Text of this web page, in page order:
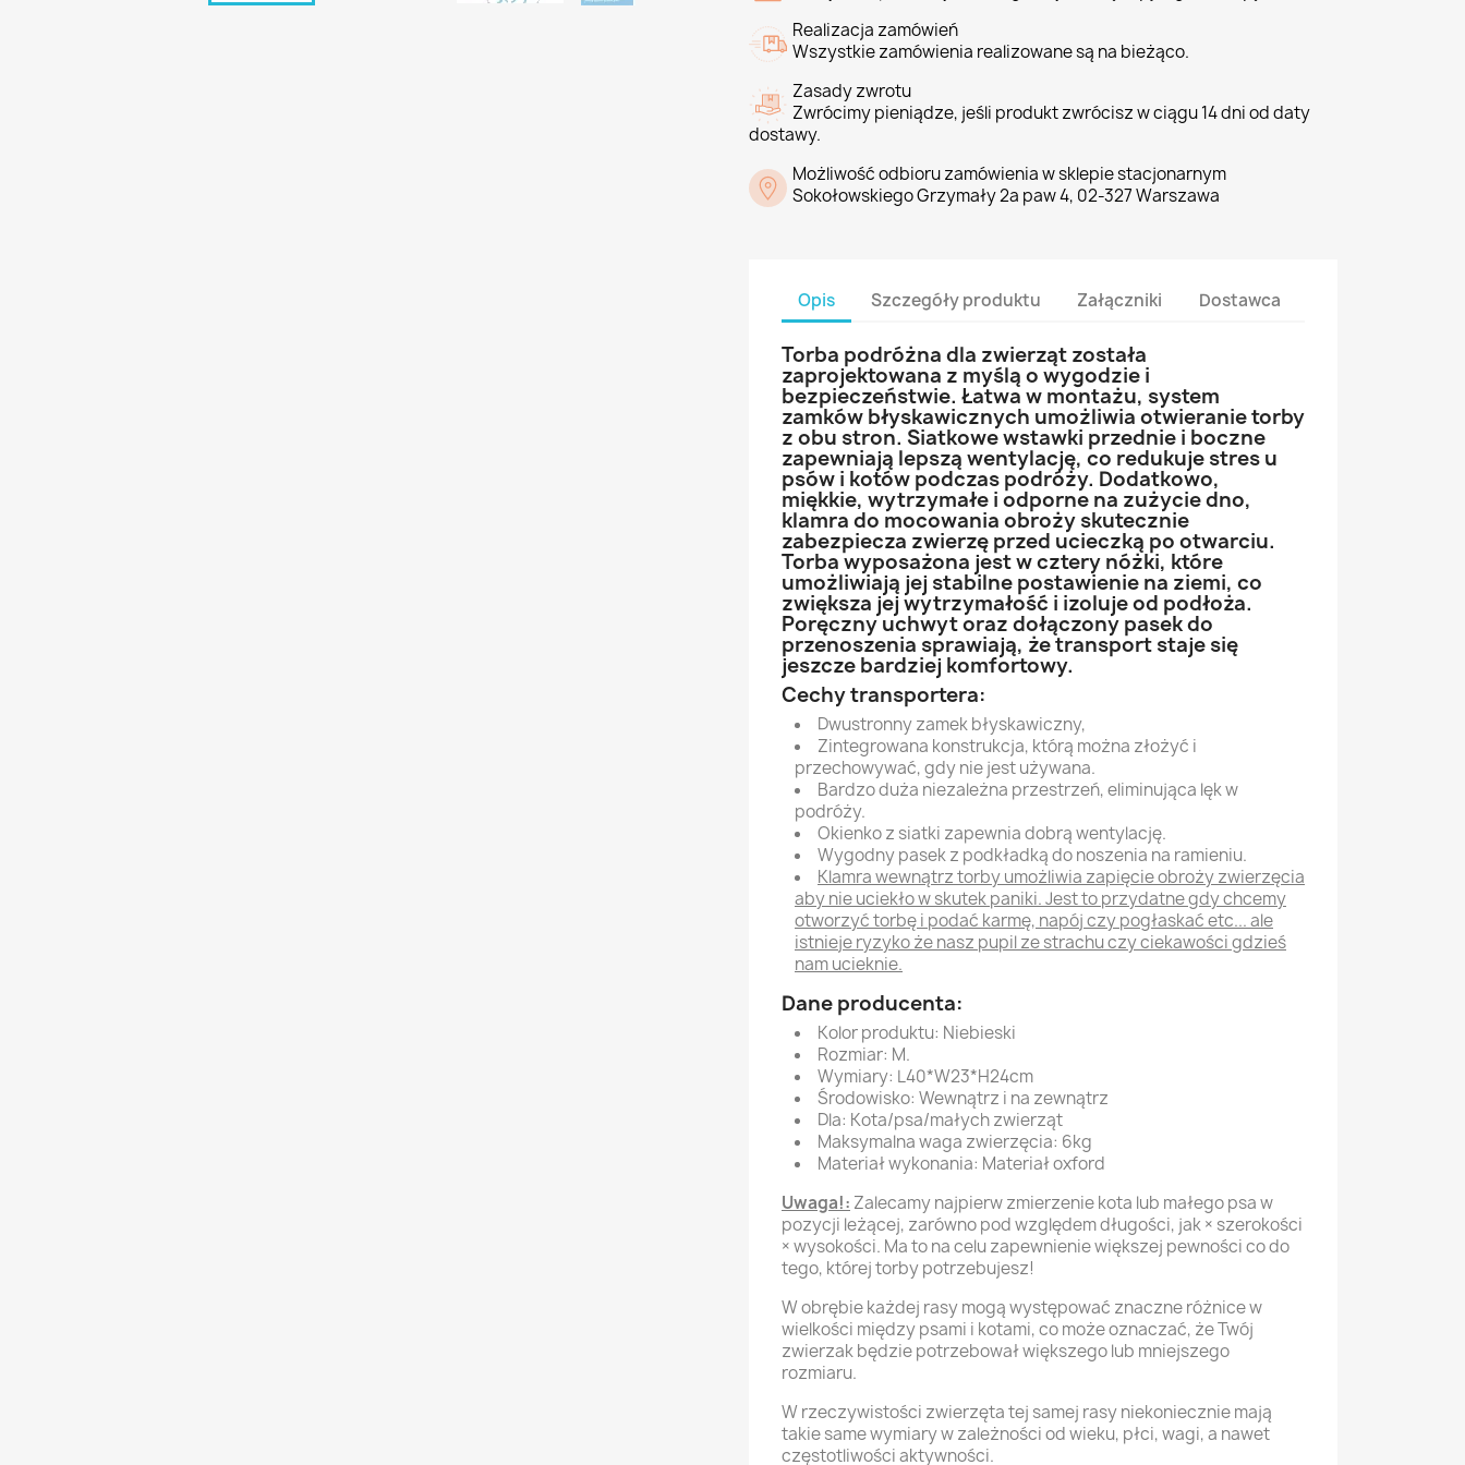
Realizacja zamówień
Wszystkie zamówienia realizowane są na bieżąco.
Zasady zwrotu
Zwrócimy pieniądze, jeśli produkt zwrócisz w ciągu 14 dni od daty
dostawy.
Możliwość odbioru zamówienia w sklepie stacjonarnym
Sokołowskiego Grzymały 2a paw 4, 02-327 Warszawa
Opis Szczegóły produktu Załączniki Dostawca
Torba podróżna dla zwierząt została
zaprojektowana z myślą o wygodzie i
bezpieczeństwie. Łatwa w montażu, system
zamków błyskawicznych umożliwia otwieranie torby
z obu stron. Siatkowe wstawki przednie i boczne
zapewniają lepszą wentylację, co redukuje stres u
psów i kotów podczas podróży. Dodatkowo,
miękkie, wytrzymałe i odporne na zużycie dno,
klamra do mocowania obroży skutecznie
zabezpiecza zwierzę przed ucieczką po otwarciu.
Torba wyposażona jest w cztery nóżki, które
umożliwiają jej stabilne postawienie na ziemi, co
zwiększa jej wytrzymałość i izoluje od podłoża.
Poręczny uchwyt oraz dołączony pasek do
przenoszenia sprawiają, że transport staje się
jeszcze bardziej komfortowy.
Cechy transportera:
Dwustronny zamek błyskawiczny,
Zintegrowana konstrukcja, którą można złożyć i
przechowywać, gdy nie jest używana.
Bardzo duża niezależna przestrzeń, eliminująca lęk w
podróży.
Okienko z siatki zapewnia dobrą wentylację.
Wygodny pasek z podkładką do noszenia na ramieniu.
Klamra wewnątrz torby umożliwia zapięcie obroży zwierzęcia
aby nie uciekło w skutek paniki. Jest to przydatne gdy chcemy
otworzyć torbę i podać karmę, napój czy pogłaskać etc... ale
istnieje ryzyko że nasz pupil ze strachu czy ciekawości gdzieś
nam ucieknie.
Dane producenta:
Kolor produktu: Niebieski
Rozmiar: M.
Wymiary: L40*W23*H24cm
Środowisko: Wewnątrz i na zewnątrz
Dla: Kota/psa/małych zwierząt
Maksymalna waga zwierzęcia: 6kg
Materiał wykonania: Materiał oxford
Uwaga!: Zalecamy najpierw zmierzenie kota lub małego psa w
pozycji leżącej, zarówno pod względem długości, jak × szerokości
× wysokości. Ma to na celu zapewnienie większej pewności co do
tego, której torby potrzebujesz!
W obrębie każdej rasy mogą występować znaczne różnice w
wielkości między psami i kotami, co może oznaczać, że Twój
zwierzak będzie potrzebował większego lub mniejszego
rozmiaru.
W rzeczywistości zwierzęta tej samej rasy niekoniecznie mają
takie same wymiary w zależności od wieku, płci, wagi, a nawet
częstotliwości aktywności.